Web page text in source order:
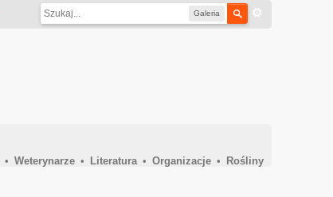
Galeria
• Weterynarze • Literatura • Organizacje •
Rośliny